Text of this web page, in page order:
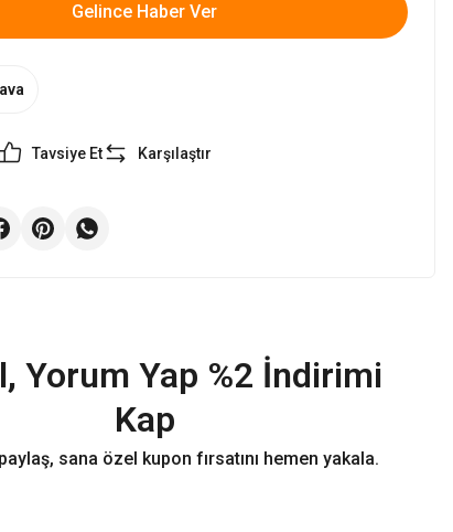
Gelince Haber Ver
Tavsiye Et Karşılaştır
Yorum Yap %2 İndirimi
Kap
sana özel kupon fırsatını hemen yakala.